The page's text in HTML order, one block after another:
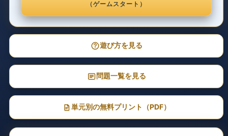
（ゲームスタート）
遊び方を見る
問題一覧を見る
単元別の無料プリント（PDF）